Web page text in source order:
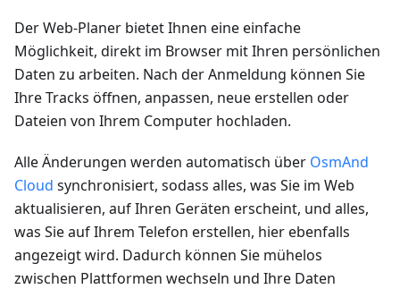
Der Web-Planer bietet Ihnen eine einfache
Möglichkeit, direkt im Browser mit Ihren persönlichen
Daten zu arbeiten. Nach der Anmeldung können Sie
Ihre Tracks öffnen, anpassen, neue erstellen oder
Dateien von Ihrem Computer hochladen.
Alle Änderungen werden automatisch über OsmAnd
Cloud synchronisiert, sodass alles, was Sie im Web
aktualisieren, auf Ihren Geräten erscheint, und alles,
was Sie auf Ihrem Telefon erstellen, hier ebenfalls
angezeigt wird. Dadurch können Sie mühelos
zwischen Plattformen wechseln und Ihre Daten